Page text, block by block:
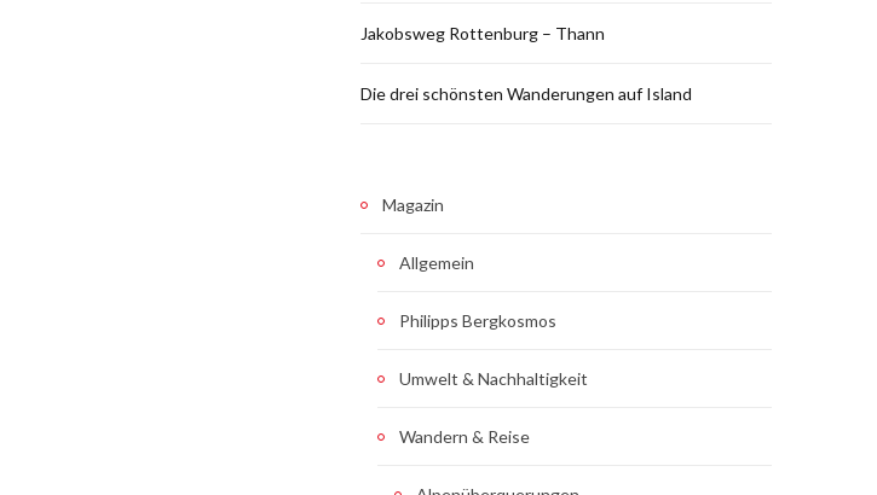
Jakobsweg Rottenburg – Thann
Die drei schönsten Wanderungen auf Island
Magazin
Allgemein
Philipps Bergkosmos
Umwelt & Nachhaltigkeit
Wandern & Reise